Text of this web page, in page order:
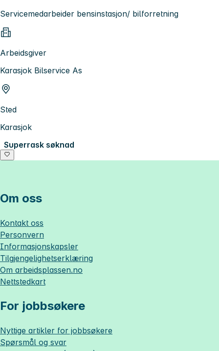
Servicemedarbeider bensinstasjon/ bilforretning
Arbeidsgiver
Karasjok Bilservice As
Sted
Karasjok
Superrask søknad
Om oss
Kontakt oss
Personvern
Informasjonskapsler
Tilgjengelighetserklæring
Om arbeidsplassen.no
Nettstedkart
For jobbsøkere
Nyttige artikler for jobbsøkere
Spørsmål og svar